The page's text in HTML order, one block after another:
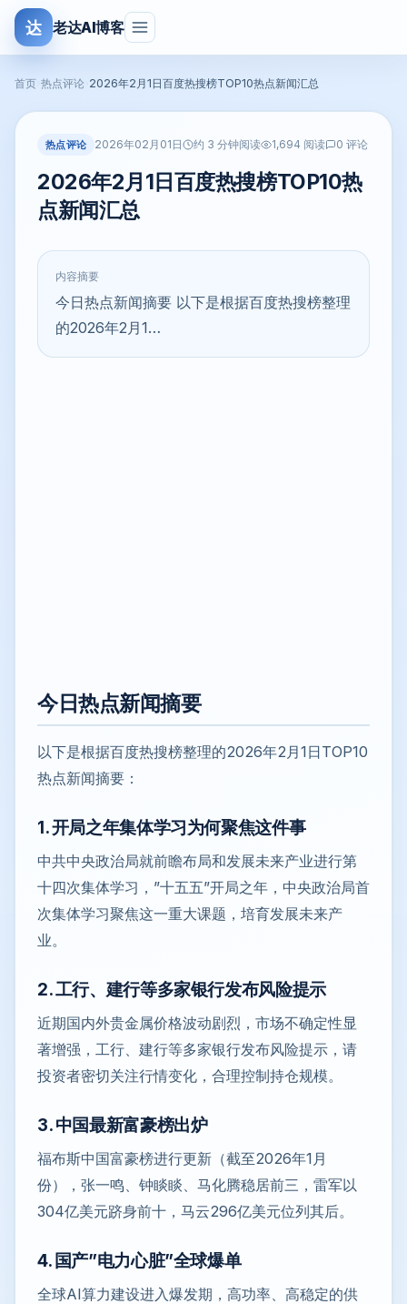
达 老达AI博客
首页 热点评论 2026年2月1日百度热搜榜TOP10热点新闻汇总
热点评论 2026年02月01日 约 3 分钟阅读 1,694 阅读 0 评论
2026年2月1日百度热搜榜TOP10热
点新闻汇总
内容摘要
今日热点新闻摘要 以下是根据百度热搜榜整理
的2026年2月1…
今日热点新闻摘要
以下是根据百度热搜榜整理的2026年2月1日TOP10
热点新闻摘要：
1. 开局之年集体学习为何聚焦这件事
中共中央政治局就前瞻布局和发展未来产业进行第
十四次集体学习，”十五五”开局之年，中央政治局首
次集体学习聚焦这一重大课题，培育发展未来产
业。
2. 工行、建行等多家银行发布风险提示
近期国内外贵金属价格波动剧烈，市场不确定性显
著增强，工行、建行等多家银行发布风险提示，请
投资者密切关注行情变化，合理控制持仓规模。
3. 中国最新富豪榜出炉
福布斯中国富豪榜进行更新（截至2026年1月
份），张一鸣、钟睒睒、马化腾稳居前三，雷军以
304亿美元跻身前十，马云296亿美元位列其后。
4. 国产”电力心脏”全球爆单
全球AI算力建设进入爆发期，高功率、高稳定的供